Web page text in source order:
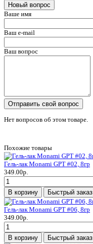
Новый вопрос
Ваше имя
Ваш e-mail
Ваш вопрос
Отправить свой вопрос
Нет вопросов об этом товаре.
Похожие товары
Гель-лак Monami GPT #02, 8гр
349.00р.
В корзину Быстрый заказ
Гель-лак Monami GPT #06, 8гр
349.00р.
В корзину Быстрый заказ